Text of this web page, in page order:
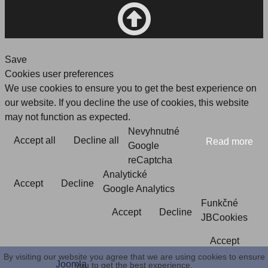
Save
Cookies user preferences
We use cookies to ensure you to get the best experience on
our website. If you decline the use of cookies, this website
may not function as expected.
Accept all Decline all Read more
Nevyhnutné
Google
reCaptcha
Accept Decline
Analytické
Google Analytics
Accept Decline
Funkčné
JBCookies
Accept
Joomla
By visiting our website you agree that we are using cookies to ensure
you to get the best experience.